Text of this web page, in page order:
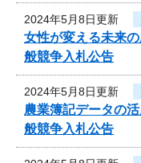
2024年5月8日更新
女性が変える未来
般競争入札公告
2024年5月8日更新
農業簿記データの
般競争入札公告